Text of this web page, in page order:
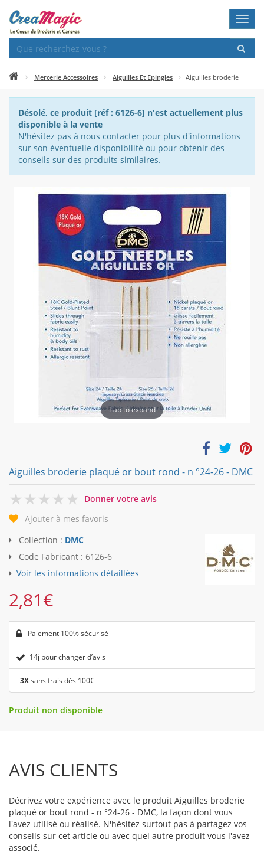
Mercerie Accessoires Aiguilles Et Epingles Aiguilles broderie
Désolé, ce produit [réf : 6126-6] n'est actuellement plus
disponible à la vente
N'hésitez pas à nous contacter pour plus d'informations
sur son éventuelle disponibilité ou pour obtenir des
conseils sur des produits similaires.
Tap to expand
Aiguilles broderie plaqué or bout rond - n °24-26 - DMC
0
Donner votre avis
Ajouter à mes favoris
Collection : DMC
Code Fabricant : 6126-6
Voir les informations détaillées
2,81€
Paiement 100% sécurisé
14j pour changer d’avis
3Xsans frais dès 100€
Produit non disponible
AVIS CLIENTS
Décrivez votre expérience avec le produit Aiguilles broderie
plaqué or bout rond - n °24-26 - DMC, la façon dont vous
l'avez utilisé ou réalisé. N'hésitez surtout pas à partagez vos
conseils sur cet article ou avec quel autre produit vous l'avez
associé.